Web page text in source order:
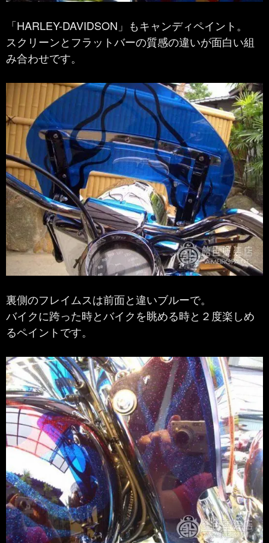
「HARLEY-DAVIDSON」もキャンディペイント。
スクリーンとフラットバーの質感の違いが面白い組
み合わせです。
裏側のフレイムスは前面と違いブルーで。
バイクに跨った時とバイクを眺める時と２度楽しめ
るペイントです。